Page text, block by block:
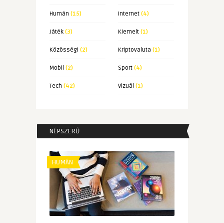
Humán (15) Internet(4)
Játék(3) Kiemelt(1)
Közösségi (2) Kriptovaluta (1)
Mobil (2) Sport(4)
Tech (42) Vizuál (1)
NÉPSZERŰ
HUMÁN